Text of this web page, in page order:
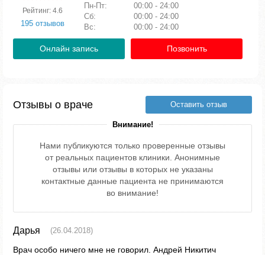
Рейтинг: 4.6
195 отзывов
Пн-Пт:
00:00 - 24:00
Сб:
00:00 - 24:00
Вс:
00:00 - 24:00
Онлайн запись Позвонить
Отзывы о враче Оставить отзыв
Внимание!
Нами публикуются только проверенные отзывы
от реальных пациентов клиники. Анонимные
отзывы или отзывы в которых не указаны
контактные данные пациента не принимаются
во внимание!
Дарья (26.04.2018)
Врач особо ничего мне не говорил. Андрей Никитич